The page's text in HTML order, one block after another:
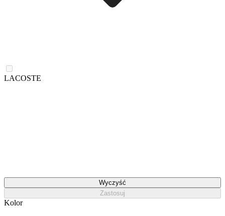
LACOSTE
Wyczyść
Zastosuj
Kolor